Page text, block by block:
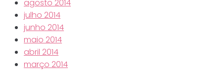
agosto 2014
julho 2014
junho 2014
maio 2014
abril 2014
março 2014